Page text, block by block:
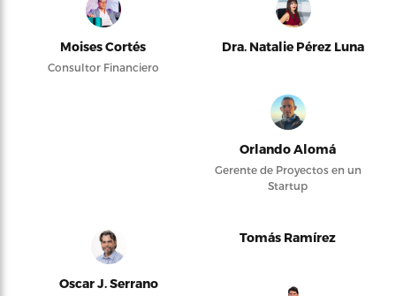
Moises Cortés
Consultor Financiero
Dra. Natalie Pérez Luna
Orlando Alomá
Gerente de Proyectos en un
Startup
Oscar J. Serrano
Tomás Ramírez